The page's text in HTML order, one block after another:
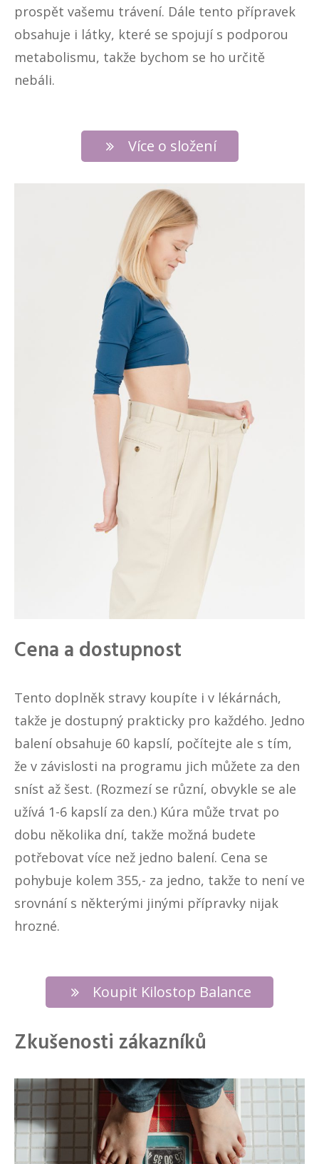
prospět vašemu trávení. Dále tento přípravek
obsahuje i látky, které se spojují s podporou
metabolismu, takže bychom se ho určitě
nebáli.
Více o složení
Cena a dostupnost
Tento doplněk stravy koupíte i v lékárnách,
takže je dostupný prakticky pro každého. Jedno
balení obsahuje 60 kapslí, počítejte ale s tím,
že v závislosti na programu jich můžete za den
sníst až šest. (Rozmezí se různí, obvykle se ale
užívá 1-6 kapslí za den.) Kúra může trvat po
dobu několika dní, takže možná budete
potřebovat více než jedno balení. Cena se
pohybuje kolem 355,- za jedno, takže to není ve
srovnání s některými jinými přípravky nijak
hrozné.
Koupit Kilostop Balance
Zkušenosti zákazníků